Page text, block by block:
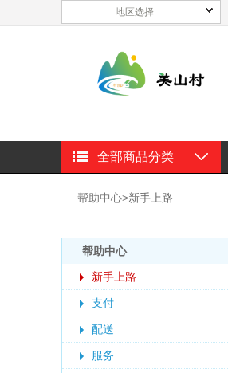
地区选择
全部商品分类
帮助中心>新手上路
帮助中心
新手上路
支付
配送
服务